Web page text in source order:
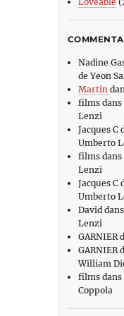
Nadine
de Yeon
Martin
filmsdans
Lenzi
Jacques C
Umberto
filmsdans
Lenzi
Jacques C
Umberto
David dans
Lenzi
GARNIER
GARNIER
William
filmsdans
Coppola